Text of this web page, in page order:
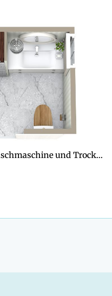
Toilette mit Waschmaschine und Trockner